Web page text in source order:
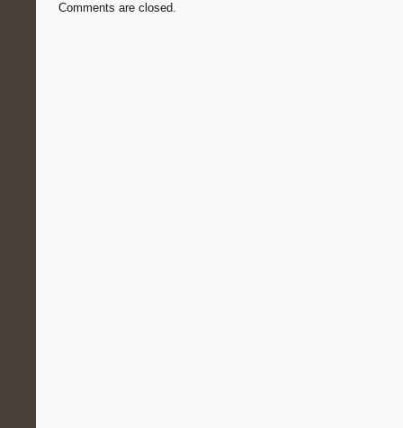
Comments are closed.